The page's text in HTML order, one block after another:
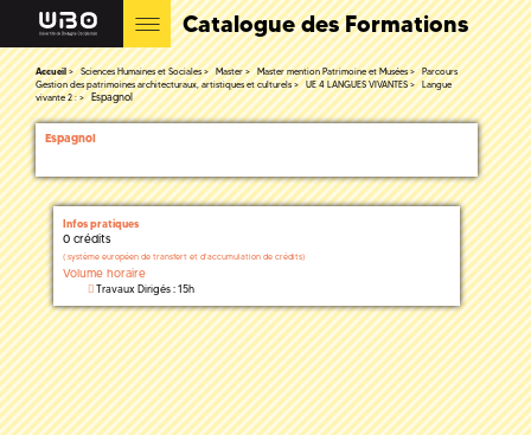
Catalogue des Formations
Accueil Sciences Humaines et Sociales Master Master mention Patrimoine et Musées
Parcours
Gestion des patrimoines architecturaux, artistiques et culturels
UE 4 LANGUES VIVANTES
Langue
vivante 2 :
Espagnol
Espagnol
Infos pratiques
0 crédits
( système européen de transfert et d'accumulation de crédits)
Volume horaire
Travaux Dirigés : 15h